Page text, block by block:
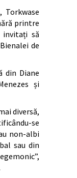
Torkwase
printre
să
de
din Diane
și
diversă,
se
non-albi
sau din